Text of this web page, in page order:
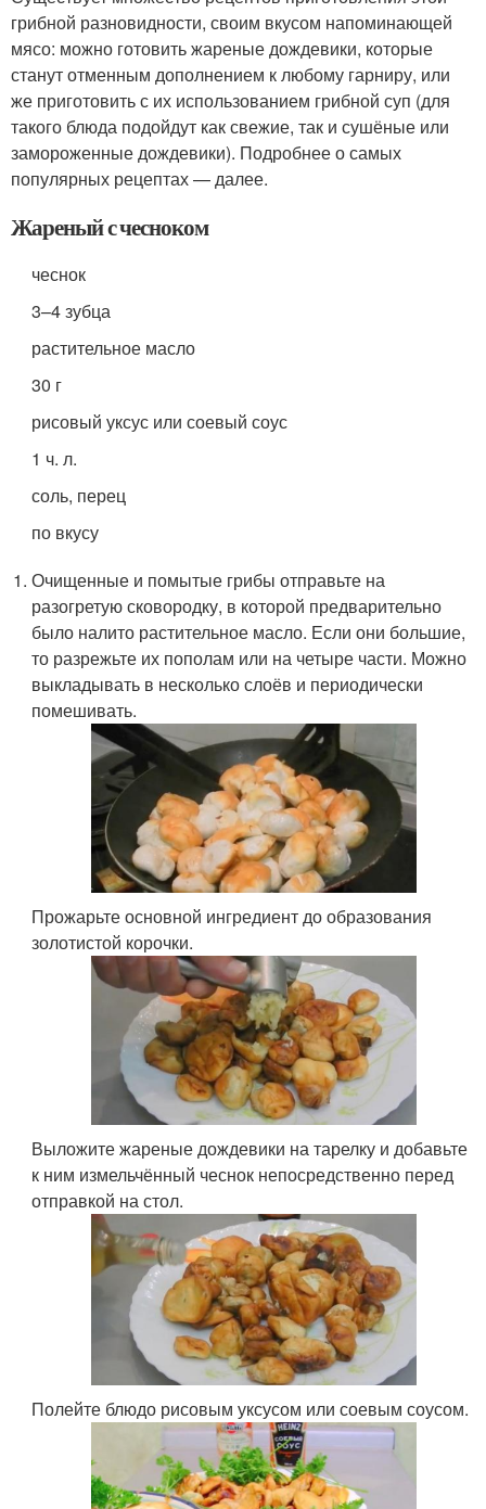
грибной разновидности, своим вкусом напоминающей
мясо: можно готовить жареные дождевики, которые
станут отменным дополнением к любому гарниру, или
же приготовить с их использованием грибной суп (для
такого блюда подойдут как свежие, так и сушёные или
замороженные дождевики). Подробнее о самых
популярных рецептах — далее.
Жареный с чесноком
чеснок
3–4 зубца
растительное масло
30 г
рисовый уксус или соевый соус
1 ч. л.
соль, перец
по вкусу
Очищенные и помытые грибы отправьте на
разогретую сковородку, в которой предварительно
было налито растительное масло. Если они большие,
то разрежьте их пополам или на четыре части. Можно
выкладывать в несколько слоёв и периодически
помешивать.
Прожарьте основной ингредиент до образования
золотистой корочки.
Выложите жареные дождевики на тарелку и добавьте
к ним измельчённый чеснок непосредственно перед
отправкой на стол.
Полейте блюдо рисовым уксусом или соевым соусом.